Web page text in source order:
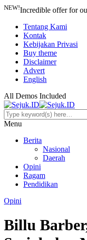
NEW!Incredible offer for
Tentang Kami
Kontak
Kebijakan Privasi
Buy theme
Disclaimer
Advert
English
All Demos Included
Menu
Berita
Nasional
Daerah
Opini
Ragam
Pendidikan
Opini
Billu